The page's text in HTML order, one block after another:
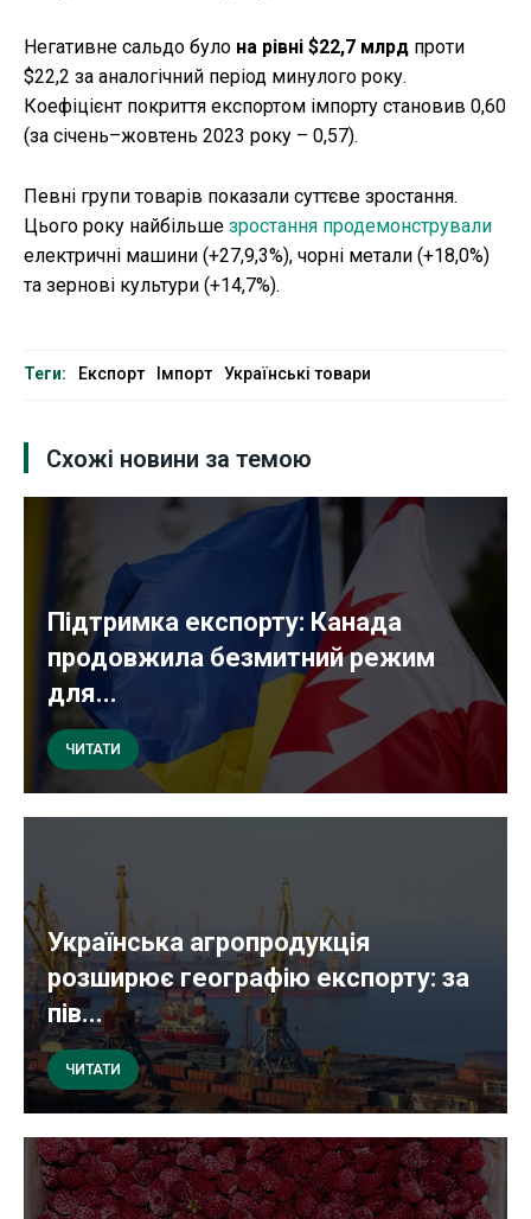
Негативне сальдо було на рівні $22,7 млрд проти
$22,2 за аналогічний період минулого року.
Коефіцієнт покриття експортом імпорту становив 0,60
(за січень–жовтень 2023 року – 0,57).
Певні групи товарів показали суттєве зростання.
Цього року найбільше зростання продемонстрували
електричні машини (+27,9,3%), чорні метали (+18,0%)
та зернові культури (+14,7%).
Теги: Експорт Імпорт Українські товари
Схожі новини за темою
Підтримка експорту: Канада
продовжила безмитний режим
для...
ЧИТАТИ
Українська агропродукція
розширює географію експорту: за
пів...
ЧИТАТИ